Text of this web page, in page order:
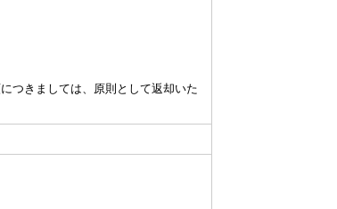
つきましては、原則として返却いた